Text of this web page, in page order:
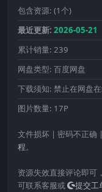
包含资源: (1个)
最近更新: 2026-05-21
累计销量: 239
网盘类型: 百度网盘
下载须知: 禁止在网盘
图片数量: 17P
文件损坏 | 密码不正确
程。
资源失效直接评论即可
可联系客服或
提交工